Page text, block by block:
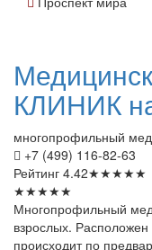
КЛИНИК
многопрофильный
+7 (499) 116-82-63
Рейтинг 4.42★★★★★
★★★★★
Многопрофильный
взрослых.
происходит по